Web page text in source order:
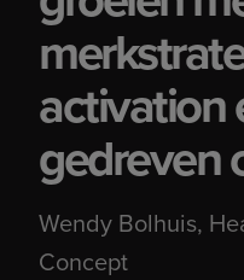
Performance
strategisch
Leer hoe je
marketing laat
groei en meer
activation
gedreven
Wendy Bolhuis,
Concept